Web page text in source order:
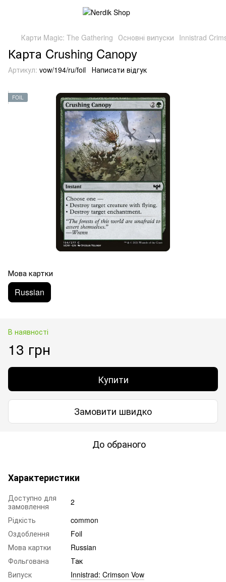
Карти Magic: The Gathering Основні випуски Innistrad
Карта Crushing Canopy
Артикул: vow/194/ru/foil Написати відгук
FOIL
Мова картки
Russian
В наявності
13 грн
Купити
Замовити швидко
До обраного
Характеристики
Доступно для
замовлення
2
Рідкість
common
Оздоблення
Foil
Мова картки
Russian
Фольгована
Так
Випуск
Innistrad: Crimson Vow